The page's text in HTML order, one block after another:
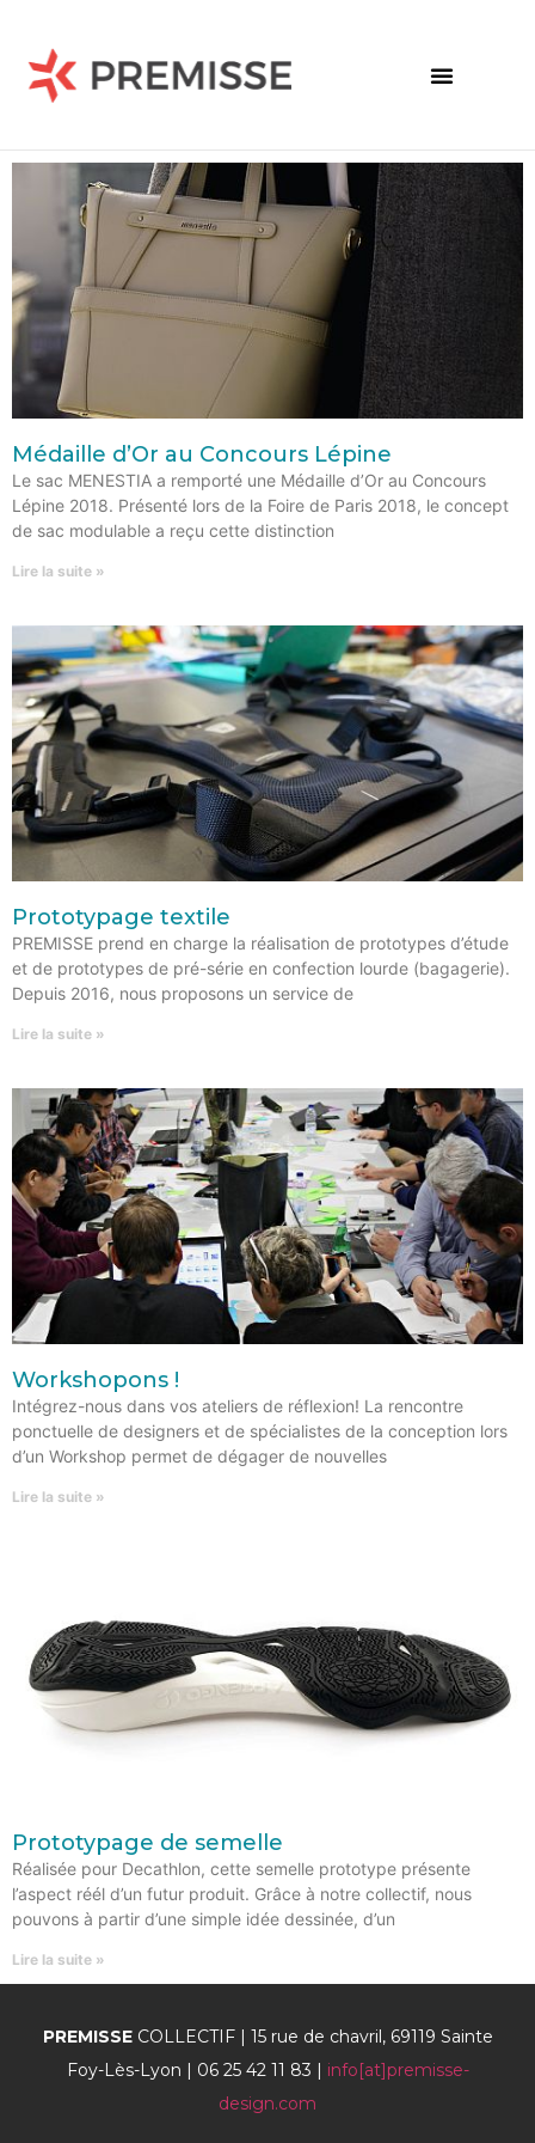
Médaille d’Or au Concours Lépine
Le sac MENESTIA a remporté une Médaille d’Or au Concours
Lépine 2018. Présenté lors de la Foire de Paris 2018, le concept
de sac modulable a reçu cette distinction
Lire la suite »
Prototypage textile
PREMISSE prend en charge la réalisation de prototypes d’étude
et de prototypes de pré-série en confection lourde (bagagerie).
Depuis 2016, nous proposons un service de
Lire la suite »
Workshopons !
Intégrez-nous dans vos ateliers de réflexion! La rencontre
ponctuelle de designers et de spécialistes de la conception lors
d’un Workshop permet de dégager de nouvelles
Lire la suite »
Prototypage de semelle
Réalisée pour Decathlon, cette semelle prototype présente
l’aspect réél d’un futur produit. Grâce à notre collectif, nous
pouvons à partir d’une simple idée dessinée, d’un
Lire la suite »
PREMISSECOLLECTIF | 15 rue de chavril, 69119 Sainte
Foy-Lès-Lyon | 06 25 42 11 83 | info[at]premisse-
design.com